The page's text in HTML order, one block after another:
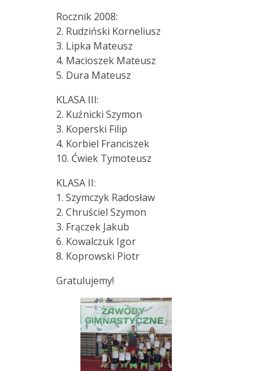
Rocznik 2008:
2. Rudziński Korneliusz
3. Lipka Mateusz
4. Macioszek Mateusz
5. Dura Mateusz
KLASA III:
2. Kuźnicki Szymon
3. Koperski Filip
4. Korbiel Franciszek
10. Ćwiek Tymoteusz
KLASA II:
1. Szymczyk Radosław
2. Chruściel Szymon
3. Frączek Jakub
6. Kowalczuk Igor
8. Koprowski Piotr
Gratulujemy!